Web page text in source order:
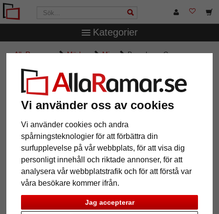
Vi använder oss av cookies
Vi använder cookies och andra
spårningsteknologier för att förbättra din
surfupplevelse på vår webbplats, för att visa dig
personligt innehåll och riktade annonser, för att
analysera vår webbplatstrafik och för att förstå var
våra besökare kommer ifrån.
Jag accepterar
Kategorier
AllaRamar.se Märken Mira Barockram Carcassonne
Barockram Carcassonne
Tillbaka